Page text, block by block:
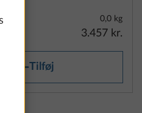
0,0 kg
3.457 kr.
Tilføj